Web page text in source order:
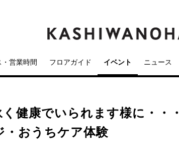
・営業時間 フロアガイド イベント ニュース
健康でいられます様に・・・
・おうちケア体験